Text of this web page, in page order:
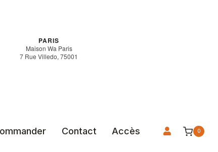
PARIS
Maison Wa Paris
7 Rue Villedo, 75001
Contact Accès 0